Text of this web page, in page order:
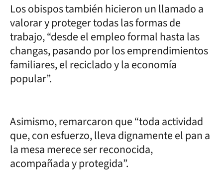
Los obispos también hicieron un llamado a
valorar y proteger todas las formas de
trabajo, “desde el empleo formal hasta las
changas, pasando por los emprendimientos
familiares, el reciclado y la economía
popular”.
Asimismo, remarcaron que “toda actividad
que, con esfuerzo, lleva dignamente el pan a
la mesa merece ser reconocida,
acompañada y protegida”.